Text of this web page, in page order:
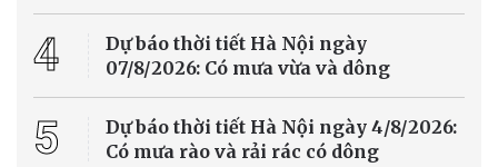
4
Dự báo thời tiết Hà Nội ngày
07/8/2026: Có mưa vừa và dông
5
Dự báo thời tiết Hà Nội ngày 4/8/2026:
Có mưa rào và rải rác có dông